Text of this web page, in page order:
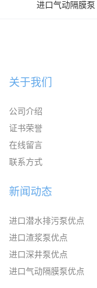
进口气动隔膜泵
关于我们
公司介绍
证书荣誉
在线留言
联系方式
新闻动态
进口潜水排污泵优点
进口渣浆泵优点
进口深井泵优点
进口气动隔膜泵优点